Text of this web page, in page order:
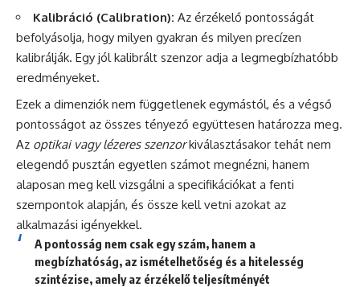
Kalibráció (Calibration): Az érzékelő pontosságát
befolyásolja, hogy milyen gyakran és milyen precízen
kalibrálják. Egy jól kalibrált szenzor adja a legmegbízhatóbb
eredményeket.
Ezek a dimenziók nem függetlenek egymástól, és a végső
pontosságot az összes tényező együttesen határozza meg.
Az optikai vagy lézeres szenzorkiválasztásakor tehát nem
elegendő pusztán egyetlen számot megnézni, hanem
alaposan meg kell vizsgálni a specifikációkat a fenti
szempontok alapján, és össze kell vetni azokat az
alkalmazási igényekkel.
A pontosság nem csak egy szám, hanem a
megbízhatóság, az ismételhetőség és a hitelesség
szintézise, amely az érzékelő teljesítményét